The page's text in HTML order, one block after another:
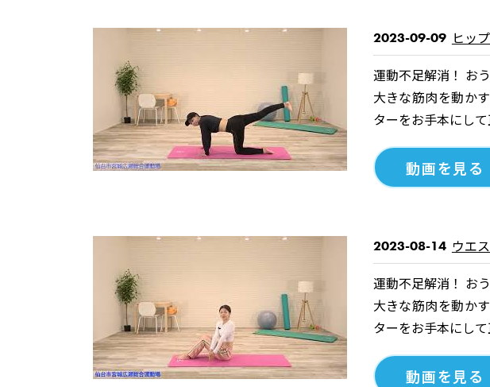
2023-09-09 ヒッ
運動不足解消！ お
大きな筋肉を動か
ターをお手本にし
動画を見る
2023-08-14 ウエ
運動不足解消！ お
大きな筋肉を動か
ターをお手本にし
動画を見る